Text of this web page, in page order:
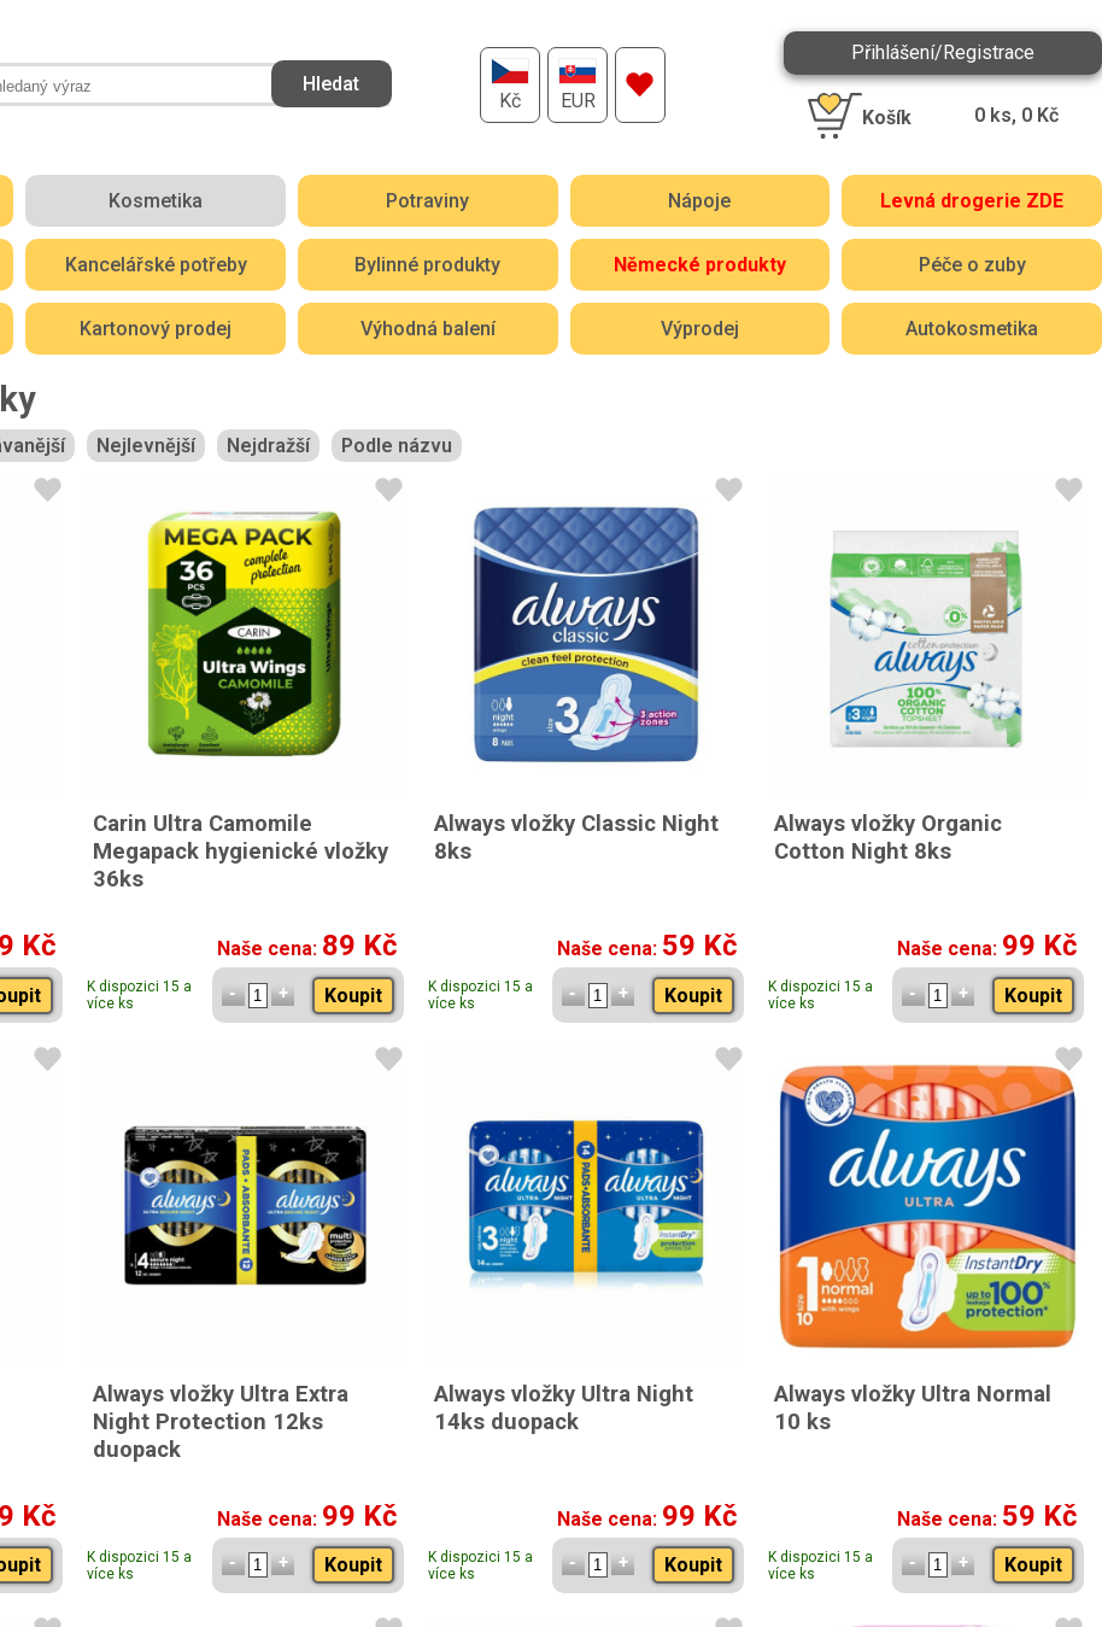
Kč EUR
Přihlášení/Registrace
Košík 0 ks, 0 Kč
Kosmetika Potraviny Nápoje Levná drogerie ZDE
Kancelářské potřeby Bylinné produkty Německé produkty Péče o zuby
Kartonový prodej Výhodná balení Výprodej Autokosmetika
Nejlevnější Nejdražší Podle názvu
Kč
Carin Ultra Camomile
Megapack hygienické vložky
36ks
Naše cena: 89 Kč
K dispozici 15 a
více ks
Koupit
Always vložky Classic Night
8ks
Naše cena: 59 Kč
K dispozici 15 a
více ks
Koupit
Always vložky Organic
Cotton Night 8ks
Naše cena: 99 Kč
K dispozici 15 a
více ks
Koupit
Kč
Always vložky Ultra Extra
Night Protection 12ks
duopack
Naše cena: 99 Kč
K dispozici 15 a
více ks
Koupit
Always vložky Ultra Night
14ks duopack
Naše cena: 99 Kč
K dispozici 15 a
více ks
Koupit
Always vložky Ultra Normal
10 ks
Naše cena: 59 Kč
K dispozici 15 a
více ks
Koupit